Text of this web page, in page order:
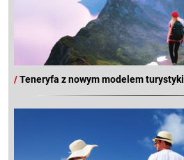
/Teneryfa z nowym modelem turystyki